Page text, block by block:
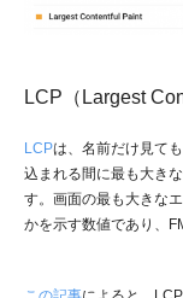
LCP（Largest
LCPは、名前だけ見て
込まれる間に最も大き
す。画面の最も大きな
かを示す数値であり、